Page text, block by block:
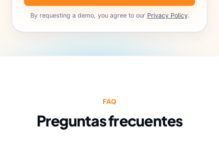
By requesting a demo, you agree to our Privacy Policy.
FAQ
Preguntas frecuentes